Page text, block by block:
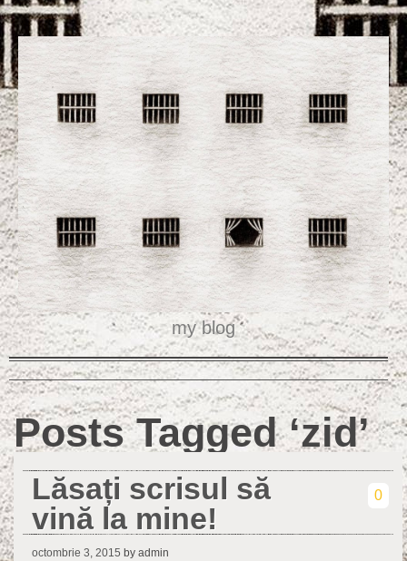
my blog
Posts Tagged ‘zid’
Lăsați scrisul să
vină la mine!
0
octombrie 3, 2015 by admin